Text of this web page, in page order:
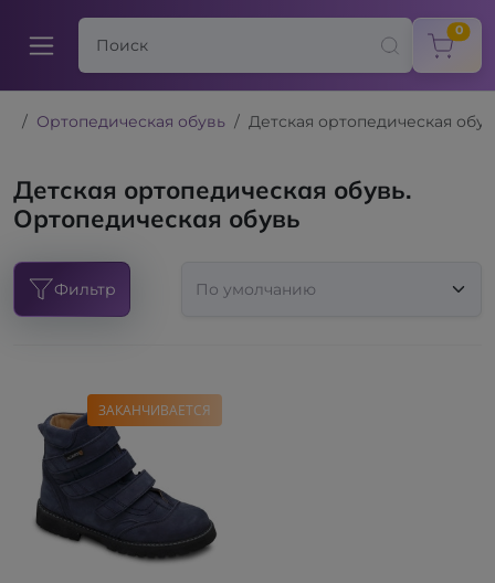
0
Ортопедическая обувь Детская ортопедическая
Детская ортопедическая обувь.
Ортопедическая обувь
Фильтр
ЗАКАНЧИВАЕТСЯ